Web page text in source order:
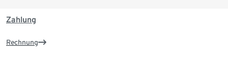
Zahlung
Rechnung